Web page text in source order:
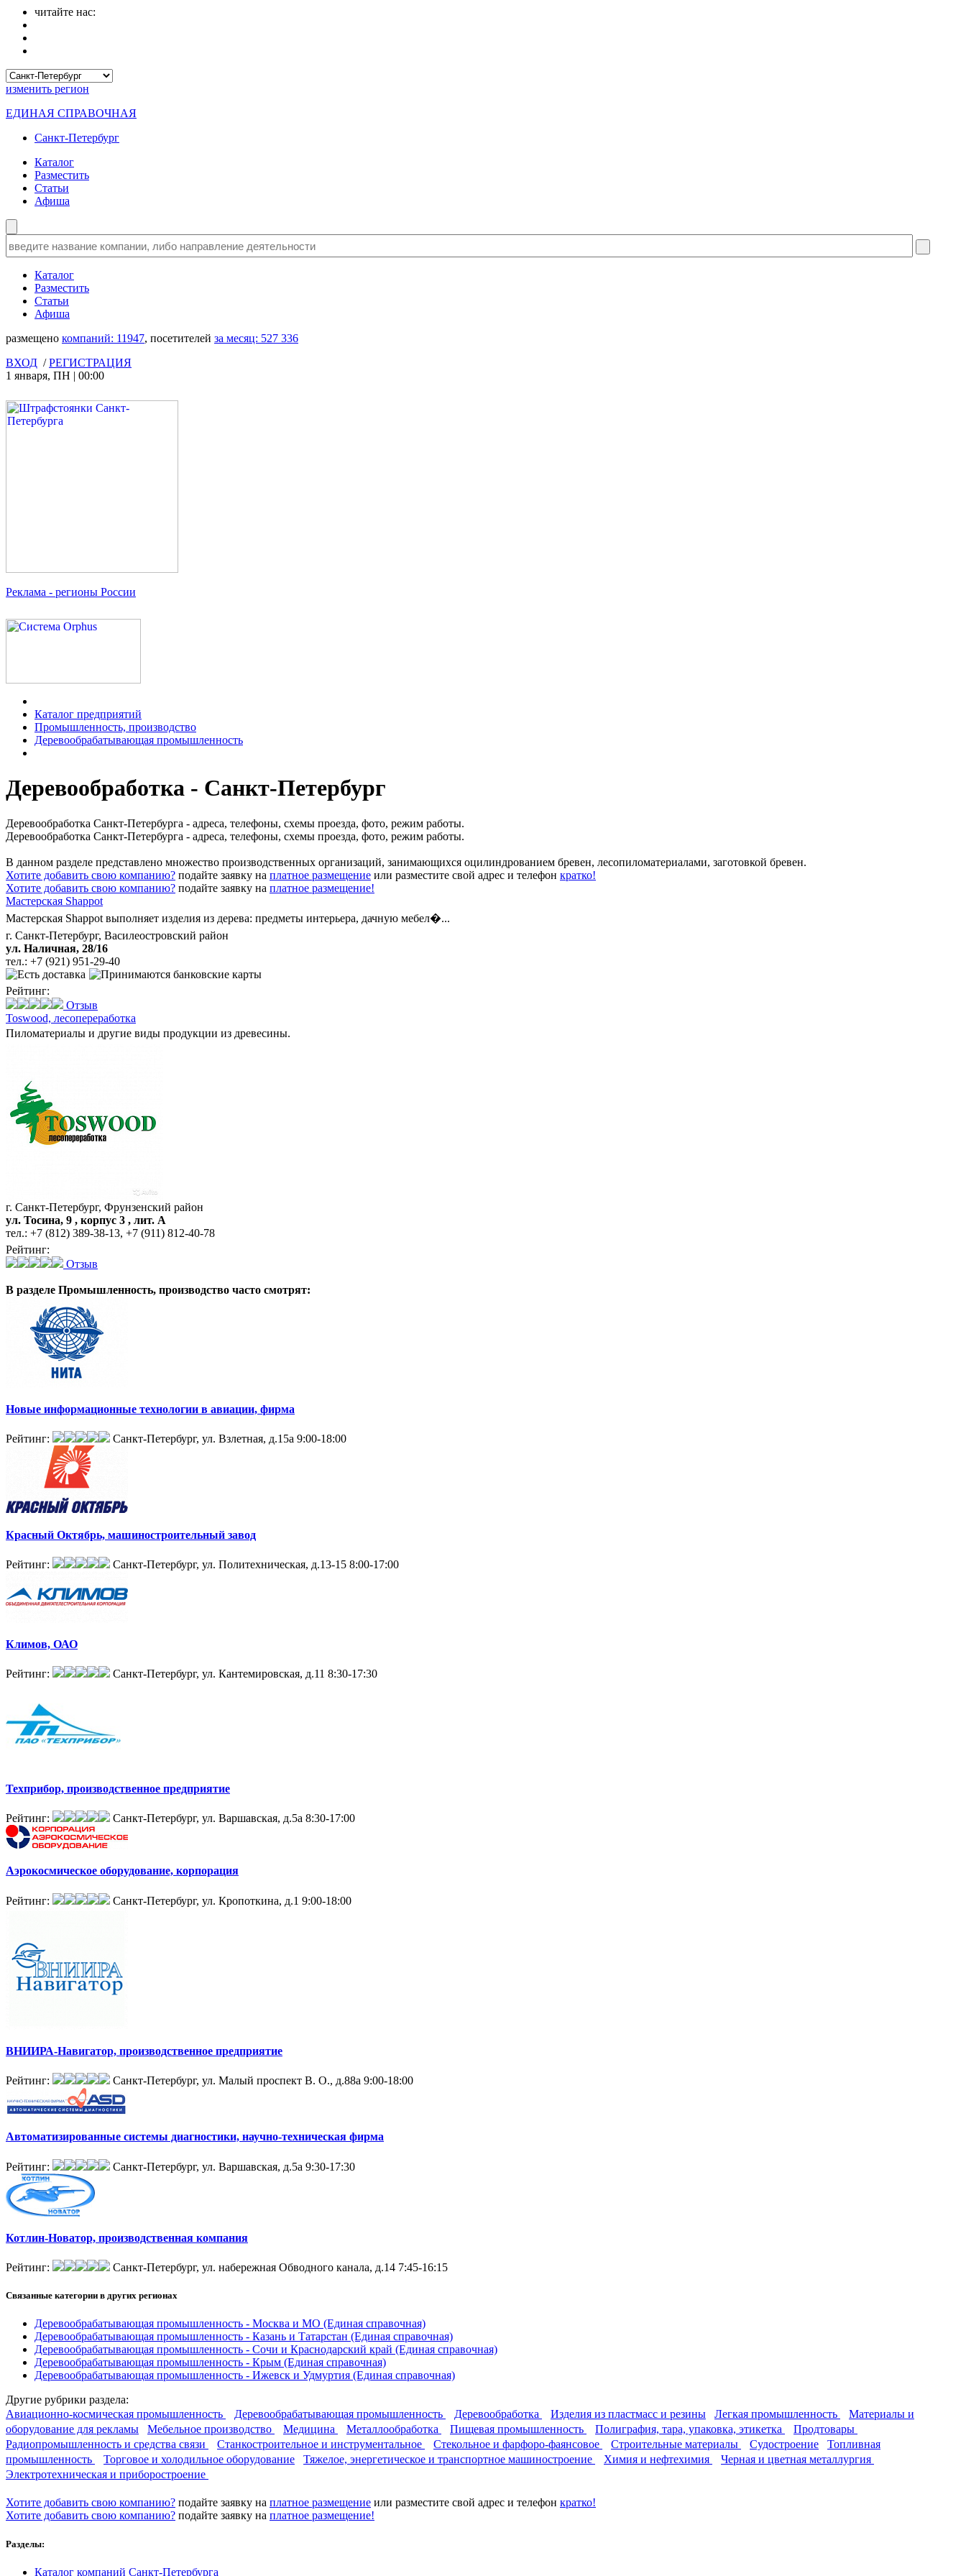
читайте нас:
изменить регион
ЕДИНАЯ СПРАВОЧНАЯ
Санкт-Петербург
Каталог
Разместить
Статьи
Афиша
Каталог
Разместить
Статьи
Афиша
размещено компаний: 11947, посетителей за месяц: 527 336
ВХОД /РЕГИСТРАЦИЯ
1 января, ПН | 00:00
Реклама - регионы России
Каталог предприятий
Промышленность, производство
Деревообрабатывающая промышленность
Деревообработка - Санкт-Петербург
Деревообработка Санкт-Петербурга - адреса, телефоны, схемы проезда, фото, режим работы.
Деревообработка Санкт-Петербурга - адреса, телефоны, схемы проезда, фото, режим работы.
В данном разделе представлено множество производственных организаций, занимающихся оцилиндрованием бревен, лесопиломатериалами, заготовкой бревен.
Хотите добавить свою компанию? подайте заявку на платное размещение или разместите свой адрес и телефон кратко!
Хотите добавить свою компанию? подайте заявку на платное размещение!
Мастерская Shappot
Мастерская Shappot выполняет изделия из дерева: предметы интерьера, дачную мебел�...
г. Санкт-Петербург, Василеостровский район
ул. Наличная, 28/16
тел.: +7 (921) 951-29-40
Рейтинг:
Отзыв
Toswood, лесопереработка
Пиломатериалы и другие виды продукции из древесины.
г. Санкт-Петербург, Фрунзенский район
ул. Тосина, 9 , корпус 3 , лит. А
тел.: +7 (812) 389-38-13, +7 (911) 812-40-78
Рейтинг:
Отзыв
В разделе Промышленность, производство часто смотрят:
Новые информационные технологии в авиации, фирма
Рейтинг: Санкт-Петербург, ул. Взлетная, д.15а 9:00-18:00
Красный Октябрь, машиностроительный завод
Рейтинг: Санкт-Петербург, ул. Политехническая, д.13-15 8:00-17:00
Климов, ОАО
Рейтинг: Санкт-Петербург, ул. Кантемировская, д.11 8:30-17:30
Техприбор, производственное предприятие
Рейтинг: Санкт-Петербург, ул. Варшавская, д.5а 8:30-17:00
Аэрокосмическое оборудование, корпорация
Рейтинг: Санкт-Петербург, ул. Кропоткина, д.1 9:00-18:00
ВНИИРА-Навигатор, производственное предприятие
Рейтинг: Санкт-Петербург, ул. Малый проспект В. О., д.88а 9:00-18:00
Автоматизированные системы диагностики, научно-техническая фирма
Рейтинг: Санкт-Петербург, ул. Варшавская, д.5а 9:30-17:30
Котлин-Новатор, производственная компания
Рейтинг: Санкт-Петербург, ул. набережная Обводного канала, д.14 7:45-16:15
Связанные категории в других регионах
Деревообрабатывающая промышленность - Москва и МО (Единая справочная)
Деревообрабатывающая промышленность - Казань и Татарстан (Единая справочная)
Деревообрабатывающая промышленность - Сочи и Краснодарский край (Единая справочная)
Деревообрабатывающая промышленность - Крым (Единая справочная)
Деревообрабатывающая промышленность - Ижевск и Удмуртия (Единая справочная)
Другие рубрики раздела:
Авиационно-космическая промышленность
Деревообрабатывающая промышленность Деревообработка Изделия из пластмасс и резины Легкая промышленность
Материалы и
оборудование для рекламы
Мебельное производство Медицина Металлообработка Пищевая промышленность Полиграфия, тара, упаковка, этикетка
Продтовары
Радиопромышленность и средства связи
Станкостроительное и инструментальное Стекольное и фарфоро-фаянсовое Строительные материалы Судостроение
Топливная
промышленность
Торговое и холодильное оборудование Тяжелое, энергетическое и транспортное машиностроение Химия и нефтехимия
Черная и цветная металлургия
Электротехническая и приборостроение
Хотите добавить свою компанию? подайте заявку на платное размещение или разместите свой адрес и телефон кратко!
Хотите добавить свою компанию? подайте заявку на платное размещение!
Разделы:
Каталог компаний Санкт-Петербурга